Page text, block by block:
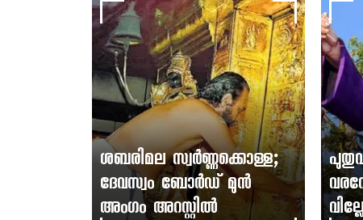
ശബരിമല സ്വർണ്ണക്കൊള്ള;
ദേവസ്വം ബോർഡ് മുൻ
അംഗം അറസ്റ്റിൽ